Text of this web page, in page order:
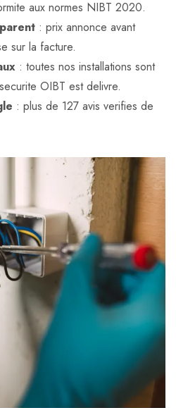
aux normes NIBT 2020.
: prix annonce avant
sur la facture.
: toutes nos installations sont
OIBT est delivre.
: plus de 127 avis verifies de